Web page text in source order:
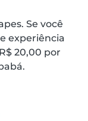
Se você
experiência
20,00 por